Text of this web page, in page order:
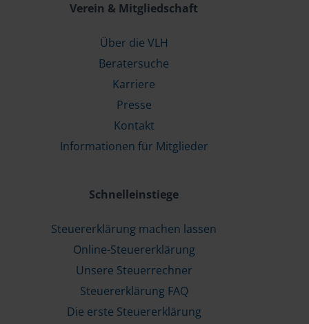
Verein & Mitgliedschaft
Über die VLH
Beratersuche
Karriere
Presse
Kontakt
Informationen für Mitglieder
Schnelleinstiege
Steuererklärung machen lassen
Online-Steuererklärung
Unsere Steuerrechner
Steuererklärung FAQ
Die erste Steuererklärung